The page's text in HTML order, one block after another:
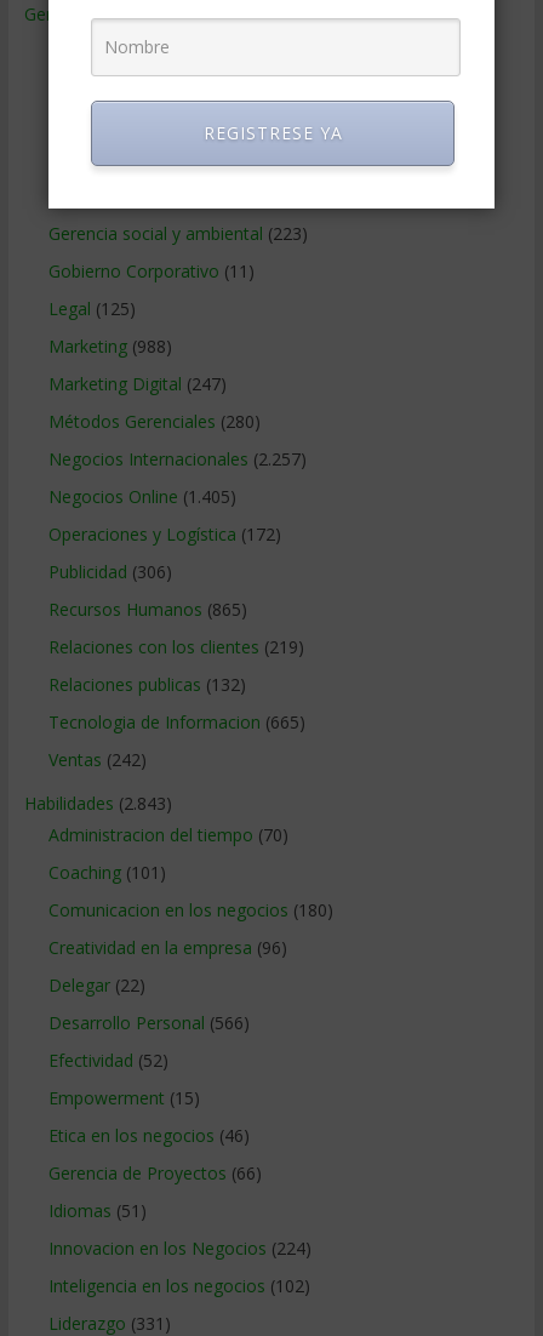
Gerencia(9.477)
Ciencias Económicas
Contabilidad(466)
Estrategia Empresarial
Gerencia social y ambiental (223)
Gobierno Corporativo (11)
Legal (125)
Marketing(988)
Marketing Digital (247)
Métodos Gerenciales (280)
Negocios Internacionales (2.257)
Negocios Online (1.405)
Operaciones y Logística (172)
Publicidad (306)
Recursos Humanos (865)
Relaciones con los clientes (219)
Relaciones publicas (132)
Tecnologia de Informacion (665)
Ventas (242)
Habilidades (2.843)
Administracion del tiempo (70)
Coaching(101)
Comunicacion en los negocios (180)
Creatividad en la empresa (96)
Delegar(22)
Desarrollo Personal (566)
Efectividad (52)
Empowerment (15)
Etica en los negocios (46)
Gerencia de Proyectos (66)
Idiomas (51)
Innovacion en los Negocios (224)
Inteligencia en los negocios (102)
Liderazgo (331)
REGISTRESE YA